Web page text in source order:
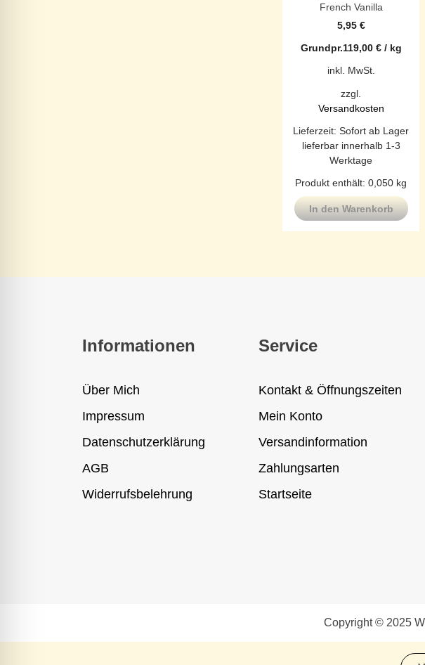
French Vanilla
5,95 €
Grundpr.119,00 €/ kg
inkl. MwSt.
zzgl.
Versandkosten
Lieferzeit: Sofort ab Lager
lieferbar innerhalb 1-3
Werktage
Produkt enthält: 0,050 kg
In den Warenkorb
Informationen
Über Mich
Impressum
Datenschutzerklärung
AGB
Widerrufsbelehrung
Service
Kontakt & Öffnungszeiten
Mein Konto
Versandinformation
Zahlungsarten
Startseite
Copyright © 2025